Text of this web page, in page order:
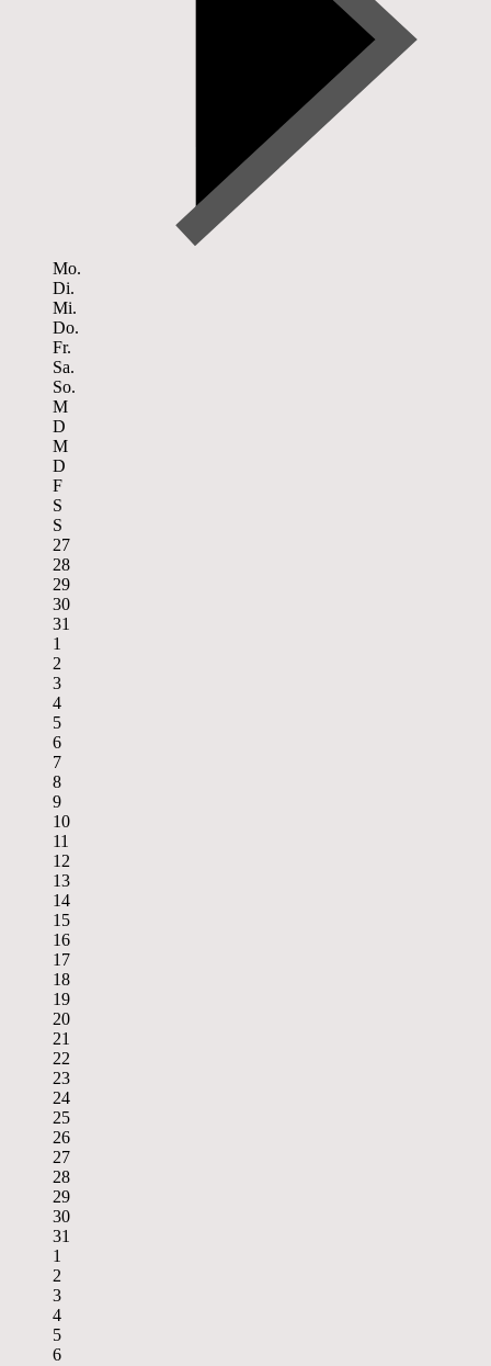
Mo.
Di.
Mi.
Do.
Fr.
Sa.
So.
M
D
M
D
F
S
S
27
28
29
30
31
1
2
3
4
5
6
7
8
9
10
11
12
13
14
15
16
17
18
19
20
21
22
23
24
25
26
27
28
29
30
31
1
2
3
4
5
6